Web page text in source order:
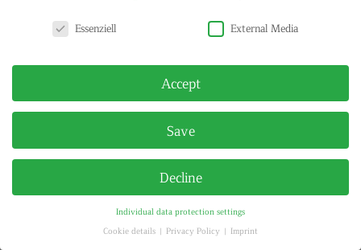
IMPRINT
PRIVACY POLICY
© HELGA MARIA KLOSTERFELDE | ALL RIGHTS RESERVED
Essenziell
External Media
Accept
Save
Decline
Individual data protection settings
Cookie details
Privacy Policy Imprint